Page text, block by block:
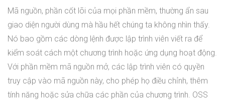
Mã nguồn, phần cốt lõi của mọi phần mềm, thường ẩn sau
giao diện người dùng mà hầu hết chúng ta không nhìn thấy.
Nó bao gồm các dòng lệnh được lập trình viên viết ra để
kiểm soát cách một chương trình hoặc ứng dụng hoạt động.
Với phần mềm mã nguồn mở, các lập trình viên có quyền
truy cập vào mã nguồn này, cho phép họ điều chỉnh, thêm
tính năng hoặc sửa chữa các phần của chương trình. OSS